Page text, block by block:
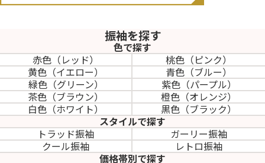
振袖を探す
色で探す
赤色（レッド）
桃色（ピンク）
黄色（イエロー）
青色（ブルー）
緑色（グリーン）
紫色（パープル）
茶色（ブラウン）
橙色（オレンジ）
白色（ホワイト）
黒色（ブラック）
スタイルで探す
トラッド振袖
ガーリー振袖
クール振袖
レトロ振袖
価格帯別で探す